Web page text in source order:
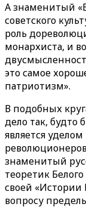
А знаменитый
советского
роль
монархиста, и
это самое
патриотизм».
В подобных
дело так, будто
является
знаменитый
теоретик
своей «Истории
вопросу